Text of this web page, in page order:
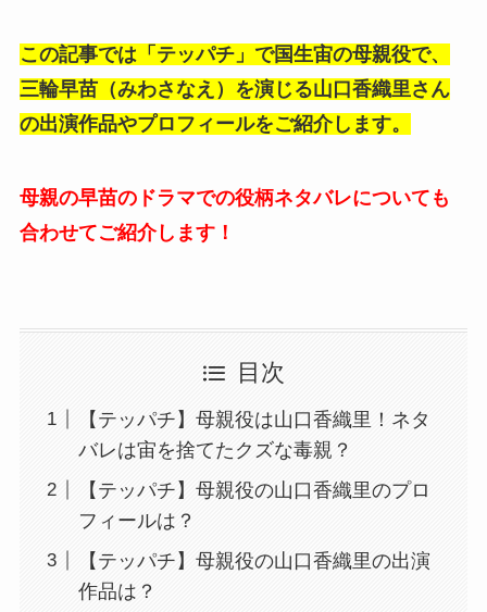
この記事では「テッパチ」で国生宙の母親役で、
三輪早苗（みわさなえ）を演じる山口香織里さん
の出演作品やプロフィールをご紹介します。
母親の早苗のドラマでの役柄ネタバレについても
合わせてご紹介します！
目次
【テッパチ】母親役は山口香織里！ネタ
バレは宙を捨てたクズな毒親？
【テッパチ】母親役の山口香織里のプロ
フィールは？
【テッパチ】母親役の山口香織里の出演
作品は？